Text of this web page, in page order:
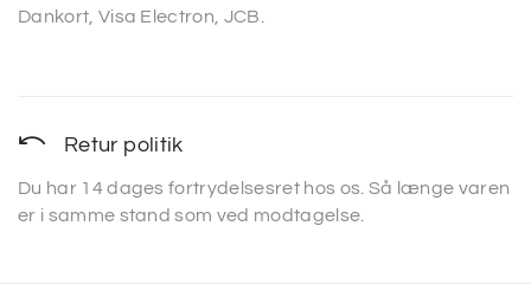
Dankort, Visa Electron, JCB.
Retur politik
Du har 14 dages fortrydelsesret hos os. Så længe varen
er i samme stand som ved modtagelse.